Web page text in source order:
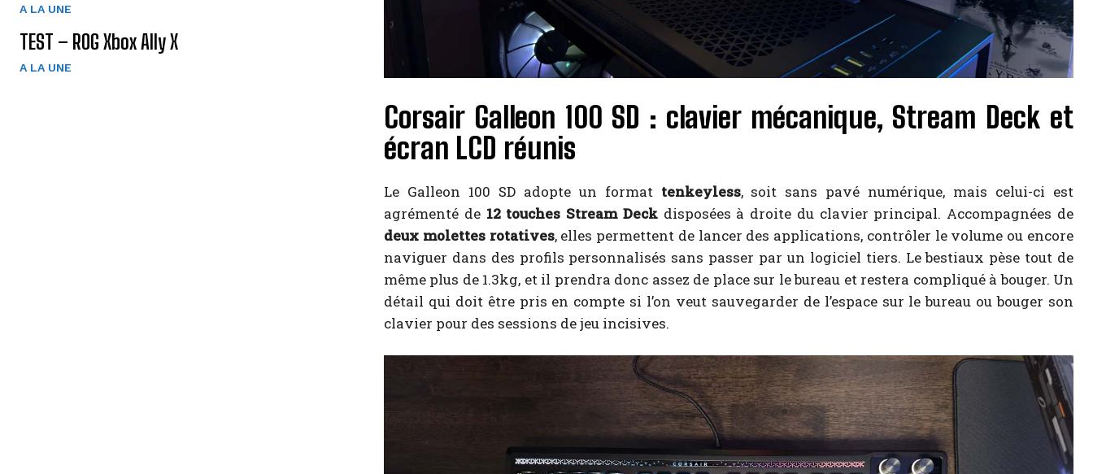
A LA UNE
TEST – ROG Xbox Ally X
A LA UNE
Corsair Galleon 100 SD : clavier mécanique, Stream Deck et
écran LCD réunis
Le Galleon 100 SD adopte un format tenkeyless, soit sans pavé numérique, mais celui-ci est
agrémenté de 12 touches Stream Deckdisposées à droite du clavier principal. Accompagnées de
deux molettes rotatives, elles permettent de lancer des applications, contrôler le volume ou encore
naviguer dans des profils personnalisés sans passer par un logiciel tiers. Le bestiaux pèse tout de
même plus de 1.3kg, et il prendra donc assez de place sur le bureau et restera compliqué à bouger. Un
détail qui doit être pris en compte si l’on veut sauvegarder de l’espace sur le bureau ou bouger son
clavier pour des sessions de jeu incisives.